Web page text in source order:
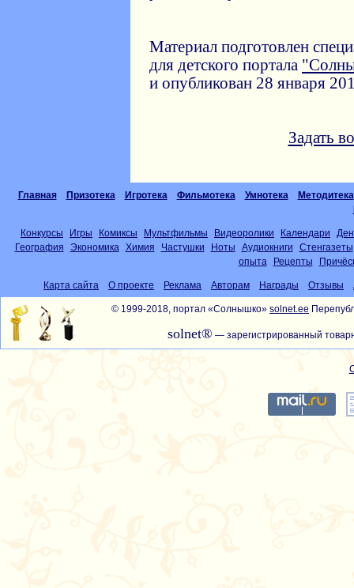
Материал подготовлен
для детского портала
и опубликован 28 января
Задать
Главная Призотека Игротека Фильмотека Умнотека
Методитека
Конкурсы Игры Комиксы Мультфильмы Видеоролики Календари
География
Экономика Химия Частушки Ноты Аудиокниги
Стенгазеты
опыта
Рецепты
Карта сайта О проекте Реклама Авторам Награды Отзывы
© 1999-2018, портал «Солнышко» solnet.ee
solnet® — зарегистрированный